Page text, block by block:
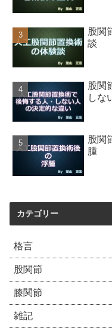
股関
談
股関
しな
股関
腫
カテゴリー
格言
股関節
膝関節
雑記